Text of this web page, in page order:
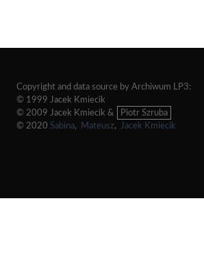
Copyright and data source by Archiwum LP3:
© 1999 Jacek Kmiecik
© 2009 Jacek Kmiecik &
Piotr Szruba
© 2020 Sabina, Mateusz, Jacek Kmiecik